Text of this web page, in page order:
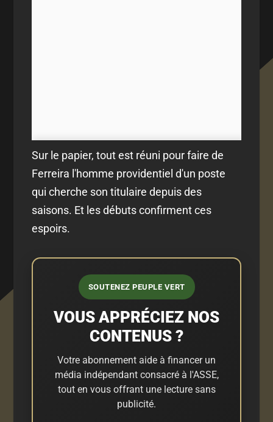
Sur le papier, tout est réuni pour faire de
Ferreira l'homme providentiel d'un poste
qui cherche son titulaire depuis des
saisons. Et les débuts confirment ces
espoirs.
SOUTENEZ PEUPLE VERT
VOUS APPRÉCIEZ NOS
CONTENUS ?
Votre abonnement aide à financer un
média indépendant consacré à l'ASSE,
tout en vous offrant une lecture sans
publicité.